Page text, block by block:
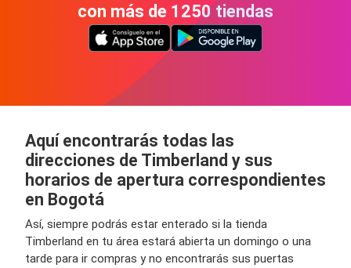
con más de 1250 tiendas
Aquí encontrarás todas las
direcciones de Timberland y sus
horarios de apertura correspondientes
en Bogotá
Así, siempre podrás estar enterado si la tienda
Timberland en tu área estará abierta un domingo o una
tarde para ir compras y no encontrarás sus puertas